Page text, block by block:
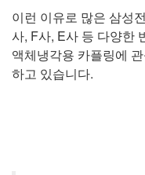
이런 이유로 많은 삼성
사, F사, E사 등 다양한
액체냉각용 카플링에
하고 있습니다.